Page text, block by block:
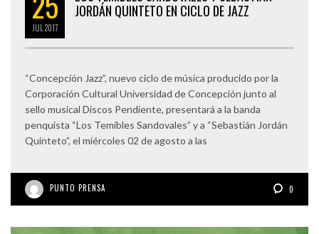
JUL 2017
JORDÁN QUINTETO EN CICLO DE JAZZ
“Concepción Jazz”, nuevo ciclo de música producido por la
Corporación Cultural Universidad de Concepción junto al
sello musical Discos Pendiente, presentará a la banda
penquista “Los Temibles Sandovales” y a “Sebastián Jordán
Quinteto”, el miércoles 02 de agosto a las
PUNTO PRENSA 0